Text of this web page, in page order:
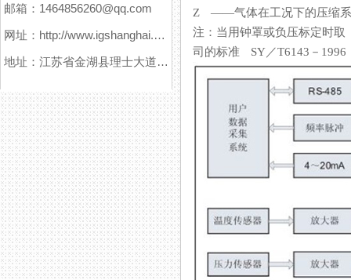
邮箱：1464856260@qq.com
网址：http://www.igshanghai.com
地址：江苏省金湖县理士大道61号
Z ——气体在工况下的压缩系数
注：当用钟罩或负压标定
司的标准 SY／T6143－1996